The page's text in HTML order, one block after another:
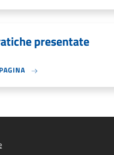
presentate